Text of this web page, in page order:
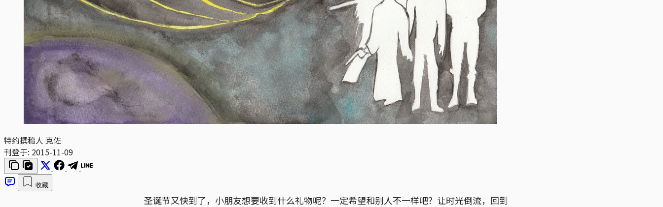
特约撰稿人 克佐
刊登于: 2015-11-09
收藏
圣诞节又快到了，小朋友想要收到什么礼物呢？一定希望和别人不一样吧？让时光倒流，回到